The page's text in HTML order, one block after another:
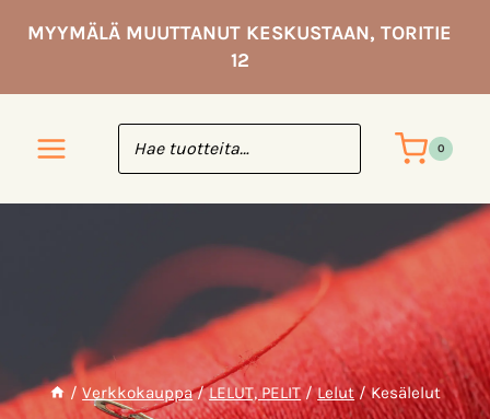
sisältöön
MYYMÄLÄ MUUTTANUT KESKUSTAAN, TORITIE
12
0
/ Verkkokauppa / LELUT, PELIT / Lelut / Kesälelut